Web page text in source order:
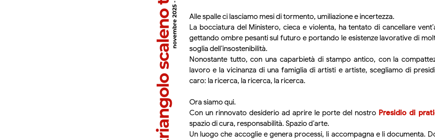
Alle spalle ci lasciamo mesi di tormento, umiliazione e incertezza.
La bocciatura del Ministero, cieca e violenta, ha tentato di cancellare
gettando ombre pesanti sul futuro e portando le esistenze lavorative di
soglia dell’insostenibilità.
Nonostante tutto, con una caparbietà di stampo antico, con la
lavoro e la vicinanza di una famiglia di artisti e artiste, scegliamo di
caro: la ricerca, la ricerca, la ricerca.
Ora siamo qui.
Con un rinnovato desiderio ad aprire le porte del nostro Presidio di
spazio di cura, responsabilità. Spazio d’arte.
Un luogo che accoglie e genera processi, li accompagna e li documenta.